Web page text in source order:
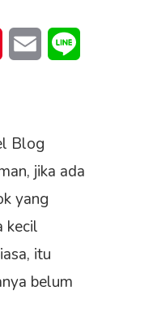
PinterestEmail
Blog
jika ada
yang
kecil
itu
belum